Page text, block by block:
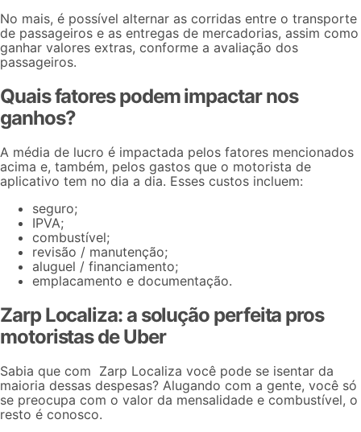
No mais, é possível alternar as corridas entre o transporte
de passageiros e as entregas de mercadorias, assim como
ganhar valores extras, conforme a avaliação dos
passageiros.
Quais fatores podem impactar nos
ganhos?
A média de lucro é impactada pelos fatores mencionados
acima e, também, pelos gastos que o motorista de
aplicativo tem no dia a dia. Esses custos incluem:
seguro;
IPVA;
combustível;
revisão / manutenção;
aluguel / financiamento;
emplacamento e documentação.
Zarp Localiza: a solução perfeita pros
motoristas de Uber
Sabia que com Zarp Localiza você pode se isentar da
maioria dessas despesas? Alugando com a gente, você só
se preocupa com o valor da mensalidade e combustível, o
resto é conosco.